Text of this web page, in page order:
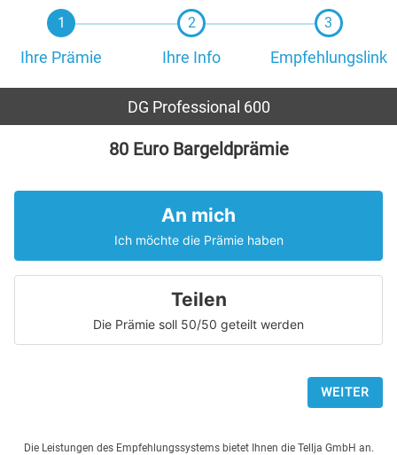
Ihre Prämie Ihre Info Empfehlungslink
DG Professional 600
80 Euro Bargeldprämie
An mich
Ich möchte die Prämie haben
Teilen
Die Prämie soll 50/50 geteilt werden
WEITER
Die Leistungen des Empfehlungssystems bietet Ihnen die Tellja GmbH an.